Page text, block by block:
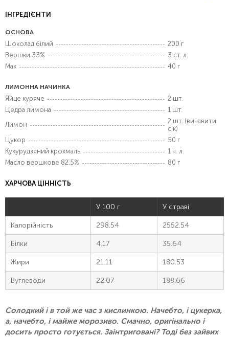
ІНГРЕДІЄНТИ
ОСНОВА
Шоколад білий
200 г
Вершки 33%
3 ст. л.
Мак
40 г
ЛИМОННА НАЧИНКА
Яйце куряче
2 шт.
Цедра лимона
1 шт.
Лимон
2 шт. (вичавити
сік)
Цукор
50 г
Кукурудзяний крохмаль
1 ч. л.
Масло вершкове 82,5%
80 г
ХАРЧОВА ЦІННІСТЬ
У 100 г У страві
Калорійність 298.54 2552.54
Білки 4.17 35.64
Жири 21.11 180.53
Вуглеводи 22.07 188.66
Солодкий і в той же час з кислинкою. Начебто, і цукерка,
а, начебто, і майже морозиво. Смачно, оригінально і
досить просто готується. Заінтриговані? Тоді без зайвих